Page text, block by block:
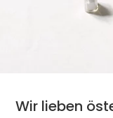
Wir lieben